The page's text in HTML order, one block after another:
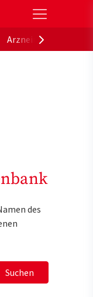
der
des
Suchen